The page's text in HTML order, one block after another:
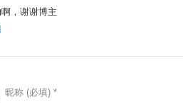
，谢谢博主
昵称 (必填) *